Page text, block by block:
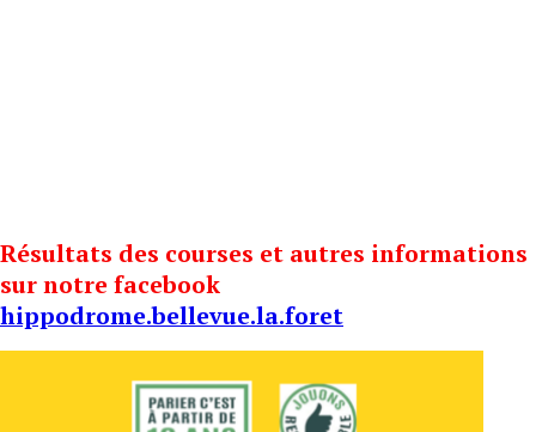
Résultats des courses et autres informations
sur notre facebook
hippodrome.bellevue.la.foret